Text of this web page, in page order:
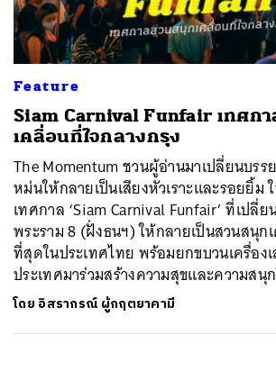
Feature
Siam Carnival Funfair เทศก
เคลื่อนที่ใจกลางกรุง
The Momentum ชวนผู้อ่านมาเปลี่ยนบร
หม่นให้กลายเป็นเสียงหัวเราะและรอยยิ้ม
เทศกาล ‘Siam Carnival Funfair’ ที่เปลี่
พระราม 8 (ฝั่งธนฯ) ให้กลายเป็นสวนสนุ
ที่สุดในประเทศไทย พร้อมยกขบวนเครื่อง
ประเทศมาร่วมสร้างความสุขและความส
โดย อิสรากรณ์ ผู้กฤตยาคามี
ค้นหา